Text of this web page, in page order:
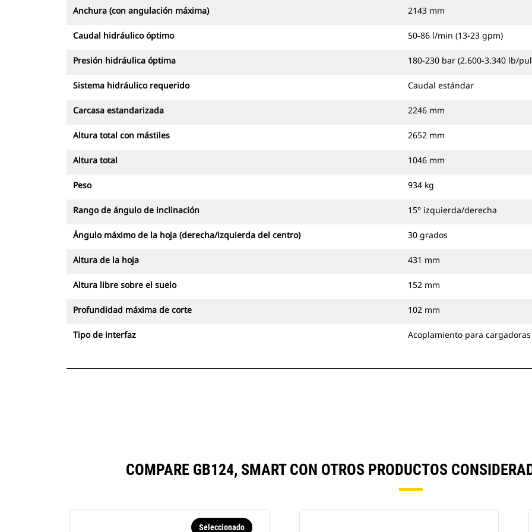
Anchura (con angulación máxima) 2143 mm
Caudal hidráulico óptimo 50-86 l/min (13-23 gpm)
Presión hidráulica óptima 180-230 bar (2.600-3.340 lb/
Sistema hidráulico requerido Caudal estándar
Carcasa estandarizada 2246 mm
Altura total con mástiles 2652 mm
Altura total 1046 mm
Peso 934 kg
Rango de ángulo de inclinación 15° izquierda/derecha
Ángulo máximo de la hoja (derecha/izquierda del centro) 30 grados
Altura de la hoja 431 mm
Altura libre sobre el suelo 152 mm
Profundidad máxima de corte 102 mm
Tipo de interfaz Acoplamiento para
COMPARE GB124, SMART CON OTROS PRODUCTOS
Seleccionado